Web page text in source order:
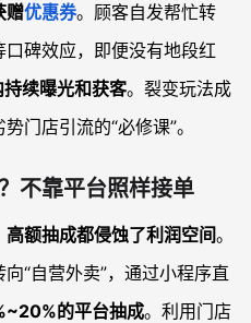
赠优惠券。顾客自发帮忙转
碑效应，即便没有地段红
续曝光和获客。裂变玩法成
门店引流的“必修课”。
不靠平台照样接单
高额抽成都侵蚀了利润空间。
“自营外卖”，通过小程序直
的平台抽成。利用门店